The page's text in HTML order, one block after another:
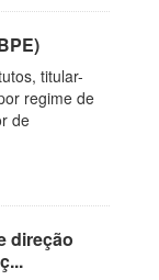
titular-
regime de
de
direção